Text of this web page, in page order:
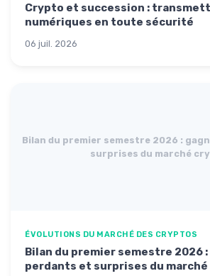
Crypto et succession :
numériques en toute sécurité
06 juil. 2026
Bilan du premier semestre 2026 :
surprises du marché
ÉVOLUTIONS DU MARCHÉ DES CRYPTOS
Bilan du premier semestre 2026
perdants et surprises du